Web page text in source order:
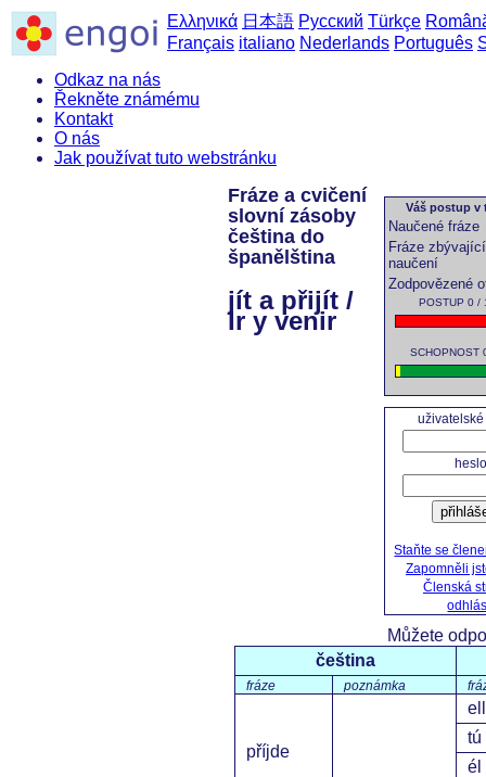
Ελληνικά 日本語 Русский Türkçe
Français italiano Nederlands Português
Odkaz na nás
Řekněte známému
Kontakt
O nás
Jak používat tuto webstránku
Váš postup v
Naučené fráze
Fráze
naučení
Zodpovězené
POSTUP 0 /
SCHOPNOST
heslo
Staňte se
Zapomněli
Členská
Fráze a cvičení
slovní zásoby
čeština do
španělština
jít a přijít /
Ir y venir
Můžete
čeština
fráze poznámka
příjde
tú
él